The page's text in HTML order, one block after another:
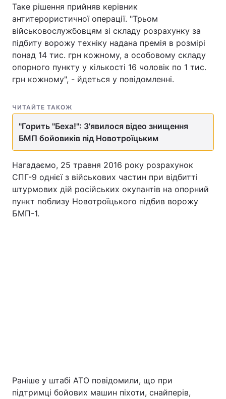
Таке рішення прийняв керівник
антитерористичної операції. "Трьом
військовослужбовцям зі складу розрахунку за
підбиту ворожу техніку надана премія в розмірі
понад 14 тис. грн кожному, а особовому складу
опорного пункту у кількості 16 чоловік по 1 тис.
грн кожному", - йдеться у повідомленні.
ЧИТАЙТЕ ТАКОЖ
"Горить "Беха!": З'явилося відео знищення
БМП бойовиків під Новотроїцьким
Нагадаємо, 25 травня 2016 року розрахунок
СПГ-9 однієї з військових частин при відбитті
штурмових дій російських окупантів на опорний
пункт поблизу Новотроїцького підбив ворожу
БМП-1.
Раніше у штабі АТО повідомили, що при
підтримці бойових машин піхоти, снайперів,